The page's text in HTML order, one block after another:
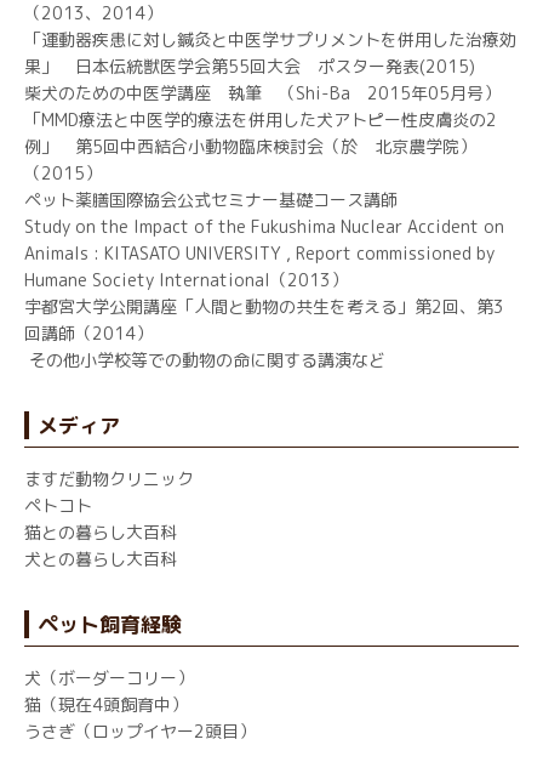
（2013、2014）
「運動器疾患に対し鍼灸と中医学サプリメントを併用した治療効
果」 日本伝統獣医学会第55回大会 ポスター発表(2015)
柴犬のための中医学講座 執筆 （Shi-Ba 2015年05月号）
「MMD療法と中医学的療法を併用した犬アトピー性皮膚炎の2
例」 第5回中西結合小動物臨床検討会（於 北京農学院）
（2015）
ペット薬膳国際協会公式セミナー基礎コース講師
Study on the Impact of the Fukushima Nuclear Accident on
Animals : KITASATO UNIVERSITY , Report commissioned by
Humane Society International（2013）
宇都宮大学公開講座「人間と動物の共生を考える」第2回、第3
回講師（2014）
その他小学校等での動物の命に関する講演など
メディア
ますだ動物クリニック
ペトコト
猫との暮らし大百科
犬との暮らし大百科
ペット飼育経験
犬（ボーダーコリー）
猫（現在4頭飼育中）
うさぎ（ロップイヤー2頭目）